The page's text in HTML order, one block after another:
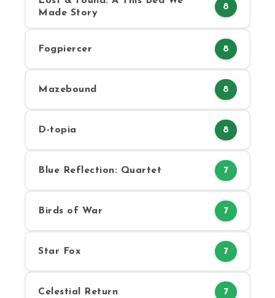
Made Story
8
Fogpiercer 8
Mazebound 8
D-topia 8
Blue Reflection: Quartet 7
Birds of War 7
Star Fox 7
Celestial Return 7